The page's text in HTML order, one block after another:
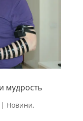
мудрость
Новини,